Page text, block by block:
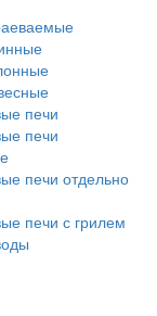
печи
печи
печи отдельно
печи с грилем